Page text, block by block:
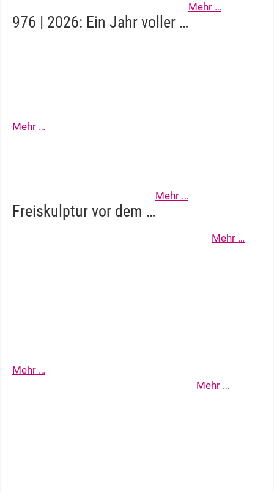
976 | 2026: Ein Jahr voller …
Mehr …
Mehr …
Freiskulptur vor dem …
Mehr …
Mehr …
Mehr …
Mehr …